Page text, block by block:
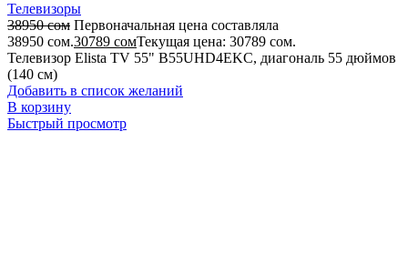
Телевизоры
38950сом Первоначальная цена составляла
38950 сом.30789 сомТекущая цена: 30789 сом.
Телевизор Elista TV 55" B55UHD4EKC, диагональ 55 дюймов
(140 см)
Добавить в список желаний
В корзину
Быстрый просмотр